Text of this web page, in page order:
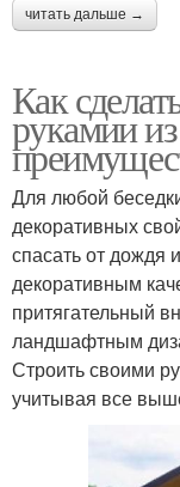
читать дальше →
Как
рукамии
Для любой
декоративных
спасать от дождя
декоративным
притягательный
ландшафтным
Строить своими
учитывая все